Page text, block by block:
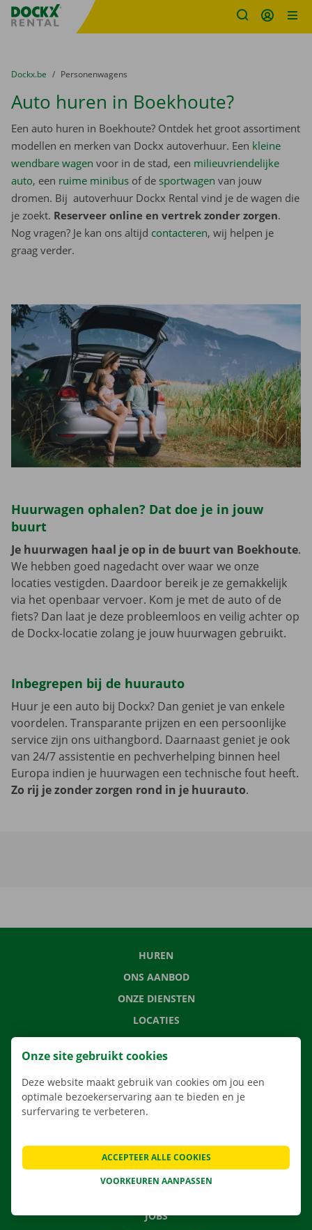
Fratello DEMO
U bevindt zich hier:
van
Dockx.be naar
Personenwagens
Auto huren in Boekhoute?
Een auto huren in Boekhoute? Ontdek het groot assortiment
modellen en merken van Dockx autoverhuur. Een kleine
wendbare wagen voor in de stad, een milieuvriendelijke
auto, een ruime minibus of de sportwagen van jouw
dromen. Bij autoverhuur Dockx Rental vind je de wagen die
je zoekt. Reserveer online en vertrek zonder zorgen.
Nog vragen? Je kan ons altijd contacteren, wij helpen je
graag verder.
Huurwagen ophalen? Dat doe je in jouw
buurt
Je huurwagen haal je op in de buurt van Boekhoute.
We hebben goed nagedacht over waar we onze
locaties vestigden. Daardoor bereik je ze gemakkelijk
via het openbaar vervoer. Kom je met de auto of de
fiets? Dan laat je deze probleemloos en veilig achter op
de Dockx-locatie zolang je jouw huurwagen gebruikt.
Inbegrepen bij de huurauto
Huur je een auto bij Dockx? Dan geniet je van enkele
voordelen. Transparante prijzen en een persoonlijke
service zijn ons uithangbord. Daarnaast geniet je ook
van 24/7 assistentie en pechverhelping binnen heel
Europa indien je huurwagen een technische fout heeft.
Zo rij je zonder zorgen rond in je huurauto.
HUREN
ONS AANBOD
ONZE DIENSTEN
LOCATIES
APP
VERHUISOPLOSSINGEN
VEELGESTELDE VRAGEN
NIEUWS
JOBS
Onze site gebruikt cookies
Deze website maakt gebruik van cookies om jou een
optimale bezoekerservaring aan te bieden en je
surfervaring te verbeteren.
VOORKEUREN AANPASSEN
ACCEPTEER ALLE COOKIES